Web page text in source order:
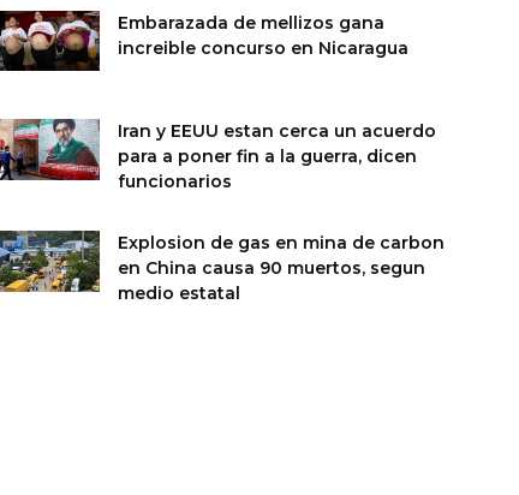
Embarazada de mellizos gana
increible concurso en Nicaragua
Iran y EEUU estan cerca un acuerdo
para a poner fin a la guerra, dicen
funcionarios
Explosion de gas en mina de carbon
en China causa 90 muertos, segun
medio estatal